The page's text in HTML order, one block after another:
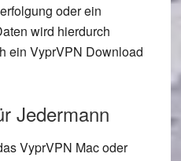
oder ein
wird hierdurch
ein VyprVPN Download
Jedermann
VyprVPN Mac oder